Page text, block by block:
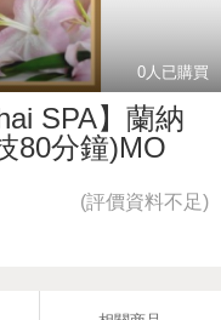
0人已購買
SPA】蘭納
80分鐘)MO
(評價資料不足)